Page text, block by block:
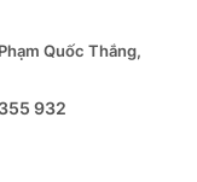
Quốc Thắng,
932